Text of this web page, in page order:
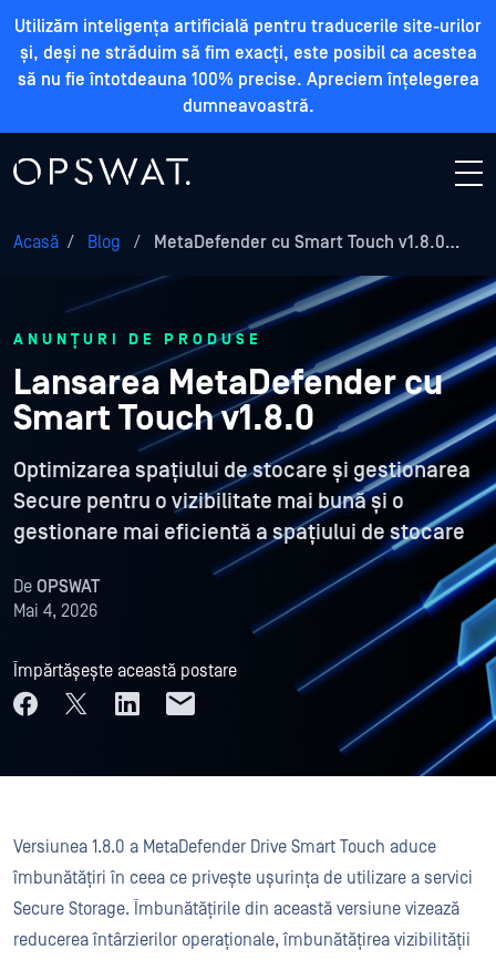
Utilizăm inteligența artificială pentru traducerile site-urilor
și, deși ne străduim să fim exacți, este posibil ca acestea
să nu fie întotdeauna 100% precise. Apreciem înțelegerea
dumneavoastră.
Acasă / Blog / MetaDefender cu Smart Touch v1.8.0…
ANUNȚURI DE PRODUSE
Lansarea MetaDefender cu
Smart Touch v1.8.0
Optimizarea spațiului de stocare și gestionarea
Secure pentru o vizibilitate mai bună și o
gestionare mai eficientă a spațiului de stocare
De OPSWAT
Mai 4, 2026
Împărtășește această postare
Versiunea 1.8.0 a MetaDefender Drive Smart Touch aduce
îmbunătățiri în ceea ce privește ușurința de utilizare a servici
Secure Storage. Îmbunătățirile din această versiune vizează
reducerea întârzierilor operaționale, îmbunătățirea vizibilității